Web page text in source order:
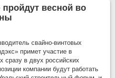
весной во
свайно-винтовых
примет участие в
сразу в двух российских
компании будут работать